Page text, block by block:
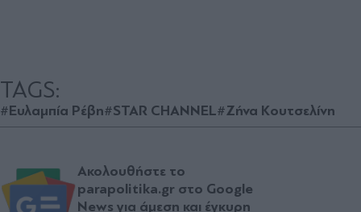
TAGS:
#Ευλαμπία Ρέβη#STAR CHANNEL#Ζήνα Κουτσελίνη
Ακολουθήστε το
parapolitika.gr στο Google
News για άμεση και έγκυρη